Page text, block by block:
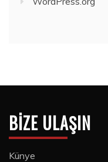
BIZE ULAŞIN
Künye